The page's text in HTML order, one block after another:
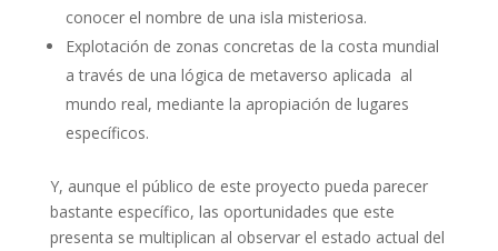
conocer el nombre de una isla misteriosa.
Explotación de zonas concretas de la costa mundial
a través de una lógica de metaverso aplicada al
mundo real, mediante la apropiación de lugares
específicos.
Y, aunque el público de este proyecto pueda parecer
bastante específico, las oportunidades que este
presenta se multiplican al observar el estado actual del